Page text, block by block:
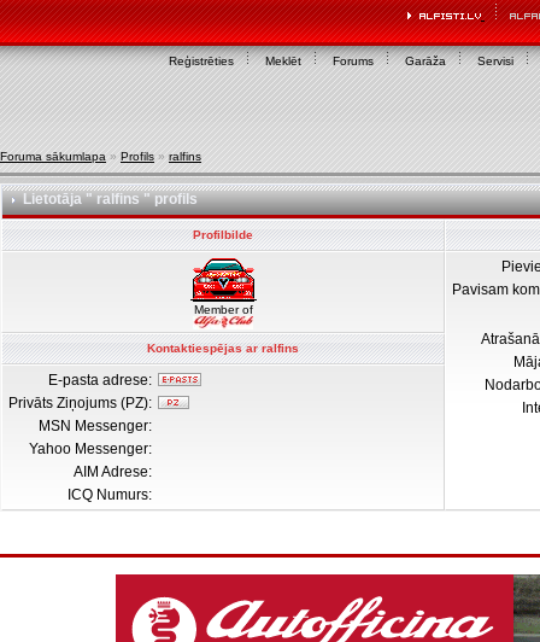
Reģistrēties Meklēt Forums Garāža Servisi
Foruma sākumlapa » Profils » ralfins
Lietotāja " ralfins " profils
Profilbilde
Member of
Pavisam
Kontaktiespējas ar ralfins
E-pasta adrese:
Privāts Ziņojums (PZ):
MSN Messenger:
Yahoo Messenger:
AIM Adrese:
ICQ Numurs: